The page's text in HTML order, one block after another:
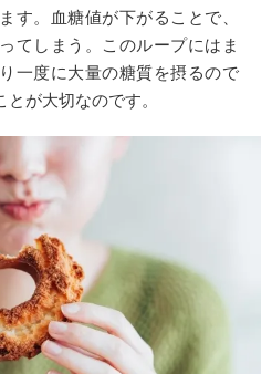
す。血糖値が下がることで、
てしまう。このループにはま
一度に大量の糖質を摂るので
が大切なのです。